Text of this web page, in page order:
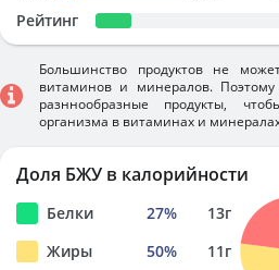
Рейтинг
Большинство продуктов не
витаминов и минералов.
разннообразные продукты,
организма в витаминах и
Доля БЖУ в калорийности
Белки 27% 13г
Жиры
50% 11г